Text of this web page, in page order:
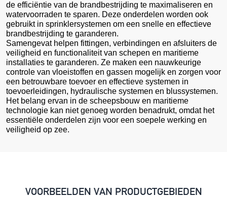
de efficiëntie van de brandbestrijding te maximaliseren en
watervoorraden te sparen. Deze onderdelen worden ook
gebruikt in sprinklersystemen om een snelle en effectieve
brandbestrijding te garanderen.
Samengevat helpen fittingen, verbindingen en afsluiters de
veiligheid en functionaliteit van schepen en maritieme
installaties te garanderen. Ze maken een nauwkeurige
controle van vloeistoffen en gassen mogelijk en zorgen voor
een betrouwbare toevoer en effectieve systemen in
toevoerleidingen, hydraulische systemen en blussystemen.
Het belang ervan in de scheepsbouw en maritieme
technologie kan niet genoeg worden benadrukt, omdat het
essentiële onderdelen zijn voor een soepele werking en
veiligheid op zee.
VOORBEELDEN VAN PRODUCTGEBIEDEN